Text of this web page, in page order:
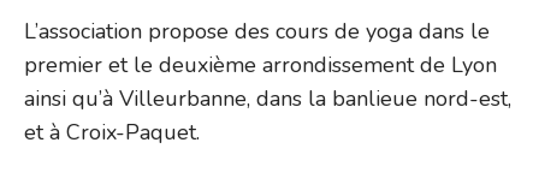
L’association propose des cours de yoga dans le
premier et le deuxième arrondissement de Lyon
ainsi qu’à Villeurbanne, dans la banlieue nord-est,
et à Croix-Paquet.